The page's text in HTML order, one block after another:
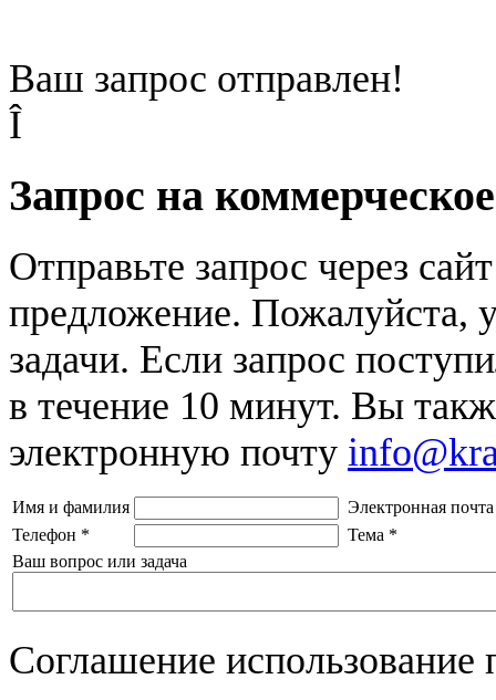
Ваш запрос отправлен!
Î
Запрос на
Отправьте запрос через
предложение. Пожалуйста,
задачи. Если запрос
в течение 10 минут. Вы
электронную почту
Имя и фамилия
Электронная почта
Телефон * Тема *
Ваш вопрос или задача
Соглашение